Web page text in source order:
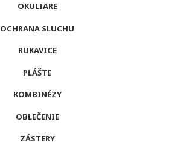
OKULIARE
OCHRANA SLUCHU
RUKAVICE
PLÁŠTE
KOMBINÉZY
OBLEČENIE
ZÁSTERY